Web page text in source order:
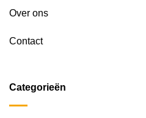
Over ons
Contact
Categorieën